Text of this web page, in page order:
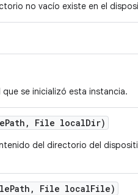
no vacío existe en el
se inicializó esta instancia.
Path , File localDir)
del directorio del
Path , File localFile)